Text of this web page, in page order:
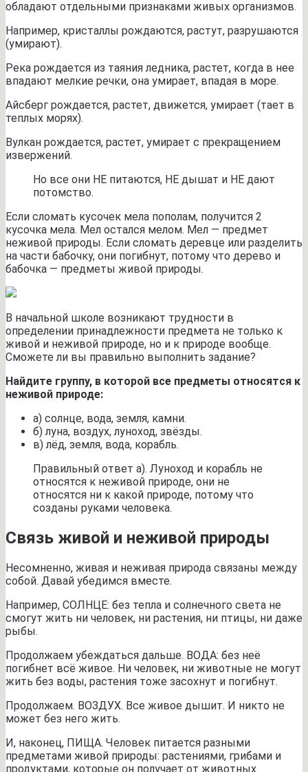
обладают отдельными признаками живых организмов.
Например, кристаллы рождаются, растут, разрушаются
(умирают).
Река рождается из таяния ледника, растет, когда в нее
впадают мелкие речки, она умирает, впадая в море.
Айсберг рождается, растет, движется, умирает (тает в
теплых морях).
Вулкан рождается, растет, умирает с прекращением
извержений.
Но все они НЕ питаются, НЕ дышат и НЕ дают
потомство.
Если сломать кусочек мела пополам, получится 2
кусочка мела. Мел остался мелом. Мел — предмет
неживой природы. Если сломать деревце или разделить
на части бабочку, они погибнут, потому что дерево и
бабочка — предметы живой природы.
В начальной школе возникают трудности в
определении принадлежности предмета не только к
живой и неживой природе, но и к природе вообще.
Сможете ли вы правильно выполнить задание?
Найдите группу, в которой все предметы относятся к
неживой природе:
а) солнце, вода, земля, камни.
б) луна, воздух, луноход, звёзды.
в) лёд, земля, вода, корабль.
Правильный ответ а). Луноход и корабль не
относятся к неживой природе, они не
относятся ни к какой природе, потому что
созданы руками человека.
Связь живой и неживой природы
Несомненно, живая и неживая природа связаны между
собой. Давай убедимся вместе.
Например, СОЛНЦЕ: без тепла и солнечного света не
смогут жить ни человек, ни растения, ни птицы, ни даже
рыбы.
Продолжаем убеждаться дальше. ВОДА: без неё
погибнет всё живое. Ни человек, ни животные не могут
жить без воды, растения тоже засохнут и погибнут.
Продолжаем. ВОЗДУХ. Все живое дышит. И никто не
может без него жить.
И, наконец, ПИЩА. Человек питается разными
предметами живой природы: растениями, грибами и
продуктами, которые он получает от животных.